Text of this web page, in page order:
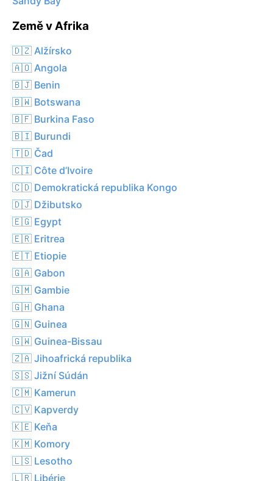
Země v Afrika
🇩🇿 Alžírsko
🇦🇴 Angola
🇧🇯 Benin
🇧🇼 Botswana
🇧🇫 Burkina Faso
🇧🇮 Burundi
🇹🇩 Čad
🇨🇮 Côte d’Ivoire
🇨🇩 Demokratická republika Kongo
🇩🇯 Džibutsko
🇪🇬 Egypt
🇪🇷 Eritrea
🇪🇹 Etiopie
🇬🇦 Gabon
🇬🇲 Gambie
🇬🇭 Ghana
🇬🇳 Guinea
🇬🇼 Guinea-Bissau
🇿🇦 Jihoafrická republika
🇸🇸 Jižní Súdán
🇨🇲 Kamerun
🇨🇻 Kapverdy
🇰🇪 Keňa
🇰🇲 Komory
🇱🇸 Lesotho
🇱🇷 Libérie